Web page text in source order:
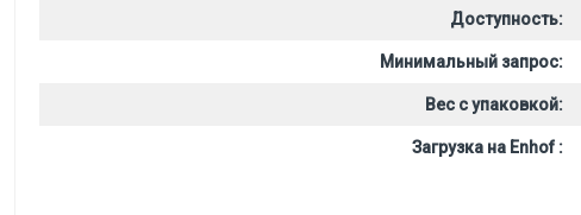
Доступность:
Минимальный запрос:
Вес с упаковкой:
Загрузка на Enhof :